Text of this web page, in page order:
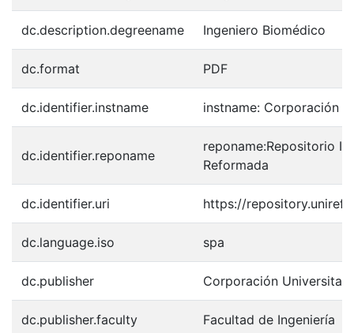
dc.description.degreename Ingeniero Biomédico
dc.format PDF
dc.identifier.instname instname: Corporación
dc.identifier.reponame
reponame:Repositorio
Reformada
dc.identifier.uri https://
dc.language.iso spa
dc.publisher Corporación
dc.publisher.faculty Facultad de Ingeniería